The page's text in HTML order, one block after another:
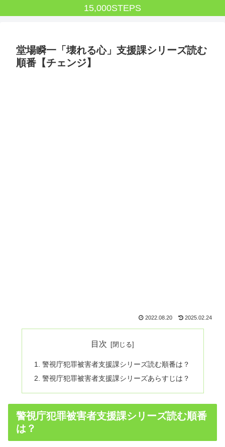
15,000STEPS
堂場瞬一「壊れる心」支援課シリーズ読む
順番【チェンジ】
2022.08.20 2025.02.24
目次
警視庁犯罪被害者支援課シリーズ読む順番は？
警視庁犯罪被害者支援課シリーズあらすじは？
警視庁犯罪被害者支援課シリーズ読む順番
は？